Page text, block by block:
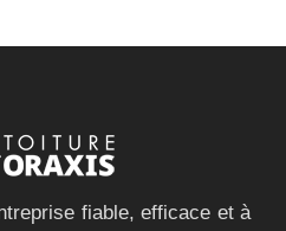
fiable, efficace et à